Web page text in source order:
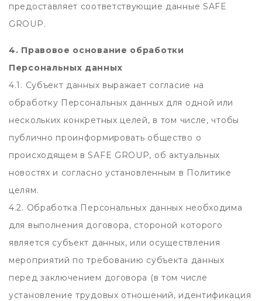
предоставляет соответствующие данные SAFE
GROUP.
4. Правовое основание обработки
Персональных данных
4.1. Субъект данных выражает согласие на
обработку Персональных данных для одной или
нескольких конкретных целей, в том числе, чтобы
публично проинформировать общество о
происходящем в SAFE GROUP, об актуальных
новостях и согласно установленным в Политике
целям.
4.2. Обработка Персональных данных необходима
для выполнения договора, стороной которого
является субъект данных, или осуществления
мероприятий по требованию субъекта данных
перед заключением договора (в том числе
установление трудовых отношений, идентификация